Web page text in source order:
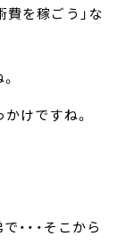
を稼ごう」な
けですね。
・・・そこから